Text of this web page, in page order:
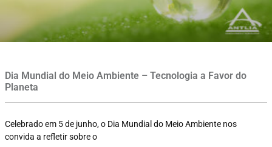
Dia Mundial do Meio Ambiente – Tecnologia a Favor do
Planeta
Celebrado em 5 de junho, o Dia Mundial do Meio Ambiente nos
convida a refletir sobre o